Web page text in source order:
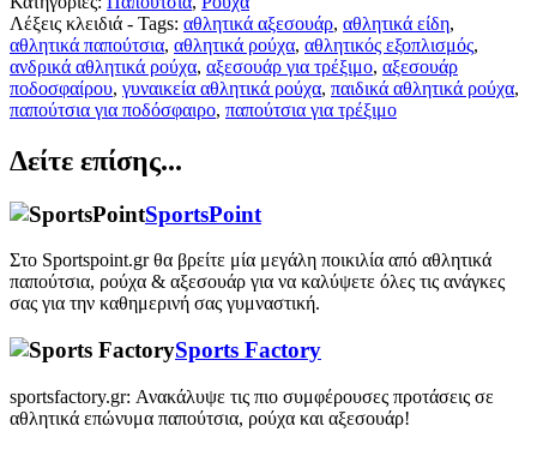
Λέξεις κλειδιά - Tags: αθλητικά αξεσουάρ, αθλητικά είδη,
αθλητικά παπούτσια, αθλητικά ρούχα, αθλητικός εξοπλισμός,
ανδρικά αθλητικά ρούχα, αξεσουάρ για τρέξιμο, αξεσουάρ
ποδοσφαίρου, γυναικεία αθλητικά ρούχα, παιδικά αθλητικά ρούχα,
παπούτσια για ποδόσφαιρο, παπούτσια για τρέξιμο
Δείτε επίσης...
SportsPoint
Στο Sportspoint.gr θα βρείτε μία μεγάλη ποικιλία από αθλητικά
παπούτσια, ρούχα & αξεσουάρ για να καλύψετε όλες τις ανάγκες
σας για την καθημερινή σας γυμναστική.
Sports Factory
sportsfactory.gr: Ανακάλυψε τις πιο συμφέρουσες προτάσεις σε
αθλητικά επώνυμα παπούτσια, ρούχα και αξεσουάρ!